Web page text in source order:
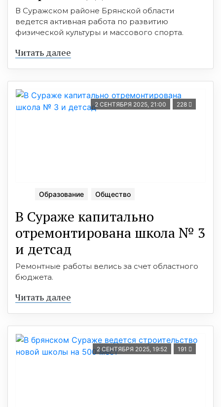
В Суражском районе Брянской области
ведется активная работа по развитию
физической культуры и массового спорта.
Читать далее
2 СЕНТЯБРЯ 2025, 21:00 228
Образование Общество
В Сураже капитально
отремонтирована школа № 3
и детсад
Ремонтные работы велись за счет областного
бюджета.
Читать далее
2 СЕНТЯБРЯ 2025, 19:52 191